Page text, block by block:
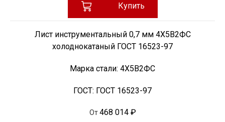
Купить
Лист инструментальный 0,7 мм 4Х5В2ФС
холоднокатаный ГОСТ 16523-97
Марка стали: 4Х5В2ФС
ГОСТ: ГОСТ 16523-97
От 468 014 ₽